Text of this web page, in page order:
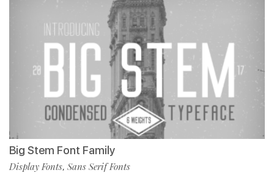
Big Stem Font Family
Display Fonts, Sans Serif Fonts